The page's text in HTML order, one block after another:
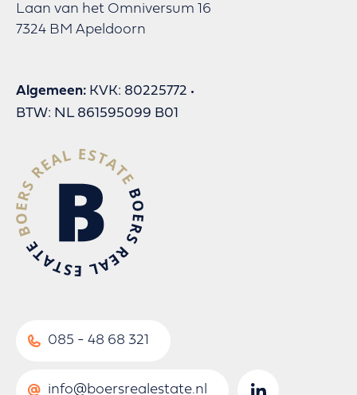
Laan van het Omniversum 16
7324 BM Apeldoorn
Algemeen: KVK: 80225772
BTW: NL 861595099 B01
085 - 48 68 321
info@boersrealestate.nl